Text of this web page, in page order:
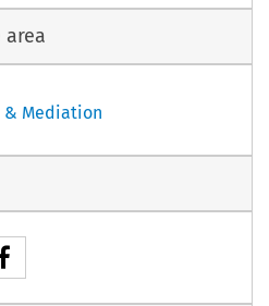
area
Mediation